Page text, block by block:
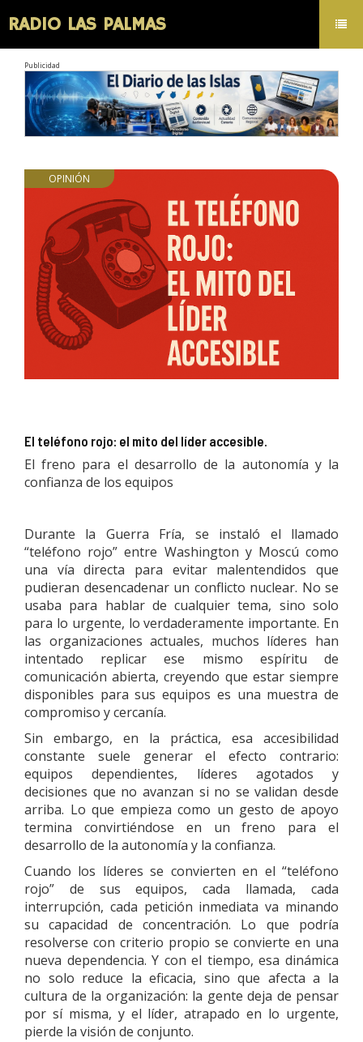
RADIO LAS PALMAS
Publicidad
OPINIÓN
El teléfono rojo: el mito del líder accesible.
El freno para el desarrollo de la autonomía y la
confianza de los equipos
Durante la Guerra Fría, se instaló el llamado
“teléfono rojo” entre Washington y Moscú como
una vía directa para evitar malentendidos que
pudieran desencadenar un conflicto nuclear. No se
usaba para hablar de cualquier tema, sino solo
para lo urgente, lo verdaderamente importante. En
las organizaciones actuales, muchos líderes han
intentado replicar ese mismo espíritu de
comunicación abierta, creyendo que estar siempre
disponibles para sus equipos es una muestra de
compromiso y cercanía.
Sin embargo, en la práctica, esa accesibilidad
constante suele generar el efecto contrario:
equipos dependientes, líderes agotados y
decisiones que no avanzan si no se validan desde
arriba. Lo que empieza como un gesto de apoyo
termina convirtiéndose en un freno para el
desarrollo de la autonomía y la confianza.
Cuando los líderes se convierten en el “teléfono
rojo” de sus equipos, cada llamada, cada
interrupción, cada petición inmediata va minando
su capacidad de concentración. Lo que podría
resolverse con criterio propio se convierte en una
nueva dependencia. Y con el tiempo, esa dinámica
no solo reduce la eficacia, sino que afecta a la
cultura de la organización: la gente deja de pensar
por sí misma, y el líder, atrapado en lo urgente,
pierde la visión de conjunto.